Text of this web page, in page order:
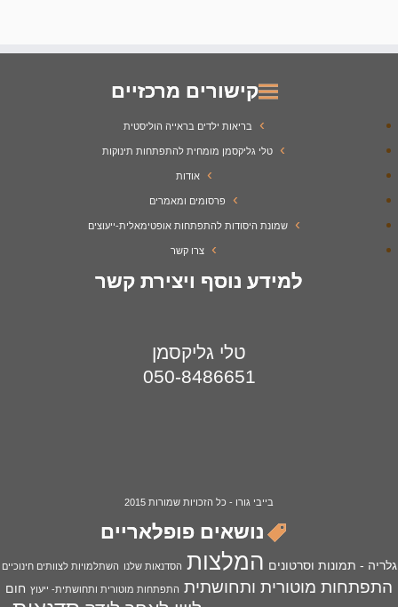
קישורים מרכזיים
בריאות ילדים בראייה הוליסטית
טלי גליקסמן מומחית להתפתחות תינוקות
אודות
פרסומים ומאמרים
שמונת היסודות להתפתחות אופטימאלית-ייעוצים
צרו קשר
למידע נוסף ויצירת קשר
טלי גליקסמן
050-8486651
בייבי גורו - כל הזכויות שמורות 2015
נושאים פופלאריים
גלריה - תמונות וסרטונים המלצות הסדנאות שלנו השתלמויות לצוותים חינוכיים
התפתחות מוטורית ותחושתית התפתחות מוטורית ותחושתית- ייעוץ חום